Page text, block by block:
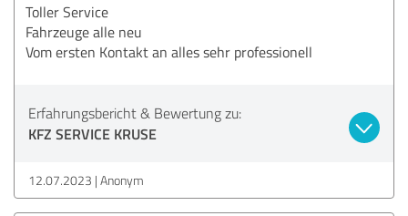
Toller Service
Fahrzeuge alle neu
Vom ersten Kontakt an alles sehr professionell
Erfahrungsbericht & Bewertung zu:
KFZ SERVICE KRUSE
12.07.2023 Anonym